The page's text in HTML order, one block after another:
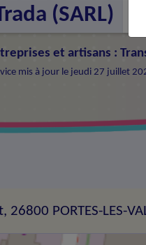
(SARL)
et artisans :
mis à jour le jeudi 27 juillet
PORTES-LES-